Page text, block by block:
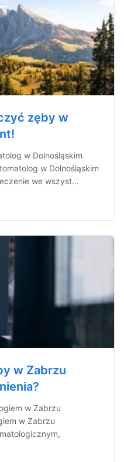
zęby w
w Dolnośląskim
w Dolnośląskim
we wszyst...
w Zabrzu
w Zabrzu
w Zabrzu